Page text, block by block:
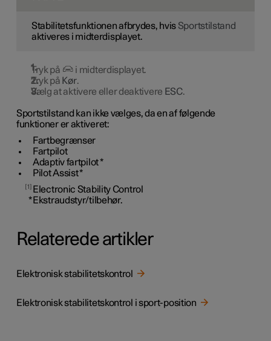
Stabilitetsfunktionen afbrydes, hvis Sportstilstand
aktiveres i midterdisplayet.
Tryk på
i midterdisplayet.
Tryk på Kør.
Vælg at aktivere eller deaktivere ESC.
Sportstilstand kan ikke vælges, da en af følgende
funktioner er aktiveret:
Fartbegrænser
Fartpilot
Adaptiv fartpilot*
Pilot Assist*
1
Electronic Stability Control
* Ekstraudstyr/tilbehør.
Relaterede artikler
Elektronisk stabilitetskontrol
Elektronisk stabilitetskontrol i sport-position